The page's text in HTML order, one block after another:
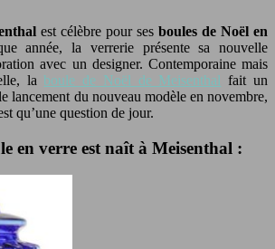
est célèbre pour ses boules de Noël en
année, la verrerie présente sa nouvelle
avec un designer. Contemporaine mais
la boule de Noël de Meisenthal fait un
lancement du nouveau modèle en novembre,
qu’une question de jour.
en verre est naît à Meisenthal :